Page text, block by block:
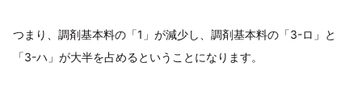
つまり、調剤基本料の「1」が減少し、調剤基本料の「3-ロ」と
「3-ハ」が大半を占めるということになります。